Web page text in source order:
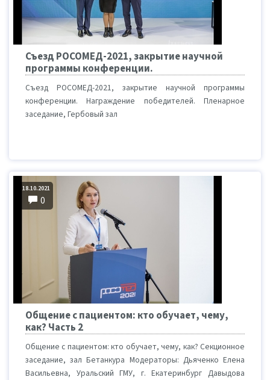
Съезд РОСОМЕД-2021, закрытие научной
программы конференции.
Съезд РОСОМЕД-2021, закрытие научной программы
конференции. Награждение победителей. Пленарное
заседание, Гербовый зал
18.10.2021
0
Общение с пациентом: кто обучает, чему,
как? Часть 2
Общение с пациентом: кто обучает, чему, как? Секционное
заседание, зал Бетанкура Модераторы: Дьяченко Елена
Васильевна, Уральский ГМУ, г. Екатеринбург Давыдова